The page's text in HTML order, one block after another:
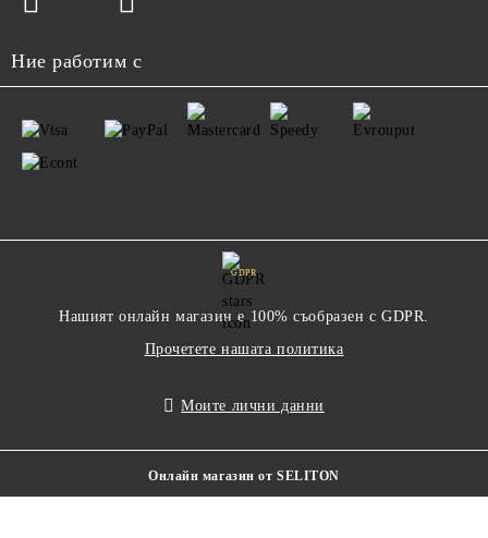
Ние работим с
GDPR
Нашият онлайн магазин е 100% съобразен с GDPR.
Прочетете нашата политика
Моите лични данни
Онлайн магазин от SELITON